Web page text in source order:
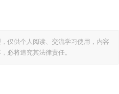
仅供个人阅读、交流学习使用，内容
必将追究其法律责任。